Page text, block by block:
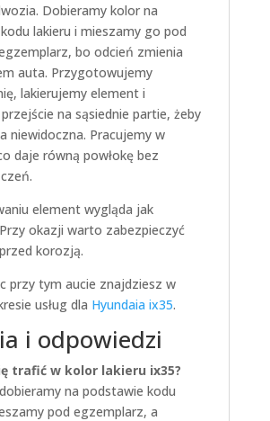
Dobieramy kolor na
lakieru i mieszamy go pod
bo odcień zmienia
auta. Przygotowujemy
lakierujemy element i
na sąsiednie partie, żeby
niewidoczna. Pracujemy w
daje równą powłokę bez
element wygląda jak
okazji warto zabezpieczyć
korozją.
przy tym aucie znajdziesz w
usług dla Hyundaia ix35.
i odpowiedzi
trafić w kolor lakieru ix35?
na podstawie kodu
pod egzemplarz, a